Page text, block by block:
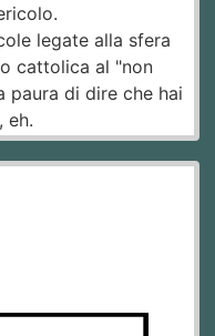
legate alla sfera
cattolica al "non
paura di dire che hai
eh.